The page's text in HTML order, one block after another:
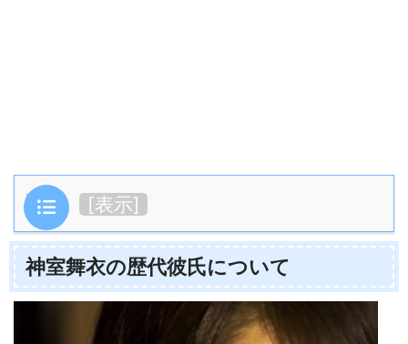
目次 [表示]
神室舞衣の歴代彼氏について